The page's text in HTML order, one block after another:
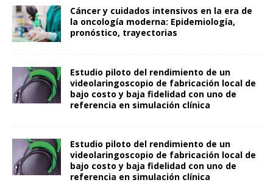
Cáncer y cuidados intensivos en la era de
la oncología moderna: Epidemiología,
pronóstico, trayectorias
Estudio piloto del rendimiento de un
videolaringoscopio de fabricación local de
bajo costo y baja fidelidad con uno de
referencia en simulación clínica
Estudio piloto del rendimiento de un
videolaringoscopio de fabricación local de
bajo costo y baja fidelidad con uno de
referencia en simulación clínica